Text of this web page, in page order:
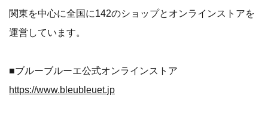
関東を中心に全国に142のショップとオンラインストアを
運営しています。
■ブルーブルーエ公式オンラインストア
https://www.bleubleuet.jp